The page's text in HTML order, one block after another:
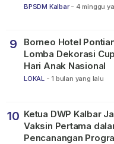
BPSDM Kalbar - 4 minggu
9
Borneo Hotel
Lomba Dekorasi
Hari Anak Nasional
LOKAL - 1 bulan yang lalu
10 Ketua DWP Kalbar
Vaksin Pertama
Pencanangan